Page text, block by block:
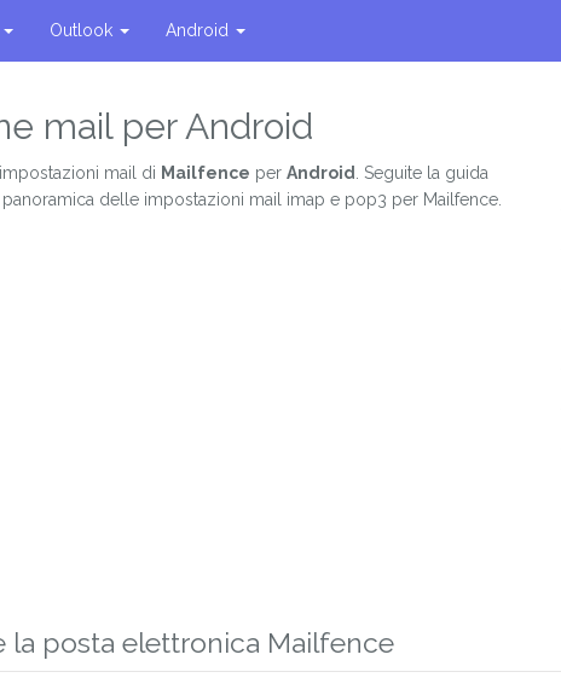
Outlook Android
mail per Android
mail di Mailfence per Android
. Seguite la guida
delle impostazioni mail imap e pop3 per Mailfence.
la posta elettronica Mailfence